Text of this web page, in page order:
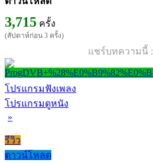
3,715 ครั้ง
(สัปดาห์ก่อน 3 ครั้ง)
แชร์บทความนี้ :
โปรแกรมฟังเพลง
โปรแกรมดูหนัง
»
รีวิว
ดาวน์โหลด